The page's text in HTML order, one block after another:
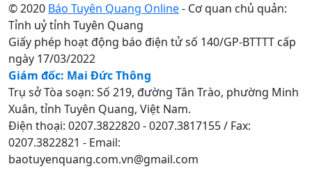
© 2020 Báo Tuyên Quang Online- Cơ quan chủ quản:
Tỉnh uỷ tỉnh Tuyên Quang
Giấy phép hoạt động báo điện tử số 140/GP-BTTTT cấp
ngày 17/03/2022
Giám đốc: Mai Đức Thông
Trụ sở Tòa soạn: Số 219, đường Tân Trào, phường Minh
Xuân, tỉnh Tuyên Quang, Việt Nam.
Điện thoại: 0207.3822820 - 0207.3817155 / Fax:
0207.3822821 - Email:
baotuyenquang.com.vn@gmail.com